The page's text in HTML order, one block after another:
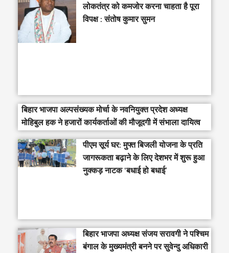
लोकतंत्र को कमजोर करना चाहता है पूरा
विपक्ष : संतोष कुमार सुमन
बिहार भाजपा अल्पसंख्यक मोर्चा के नवनियुक्त प्रदेश अध्यक्ष
मोहिबुल हक ने हजारों कार्यकर्ताओं की मौजूदगी में संभाला दायित्व
पीएम सूर्य घर: मुफ्त बिजली योजना के प्रति
जागरूकता बढ़ाने के लिए देशभर में शुरू हुआ
नुक्कड़ नाटक ‘बधाई हो बधाई’
‎बिहार भाजपा अध्यक्ष संजय सरावगी ने पश्चिम
बंगाल के मुख्यमंत्री बनने पर सुवेन्दु अधिकारी